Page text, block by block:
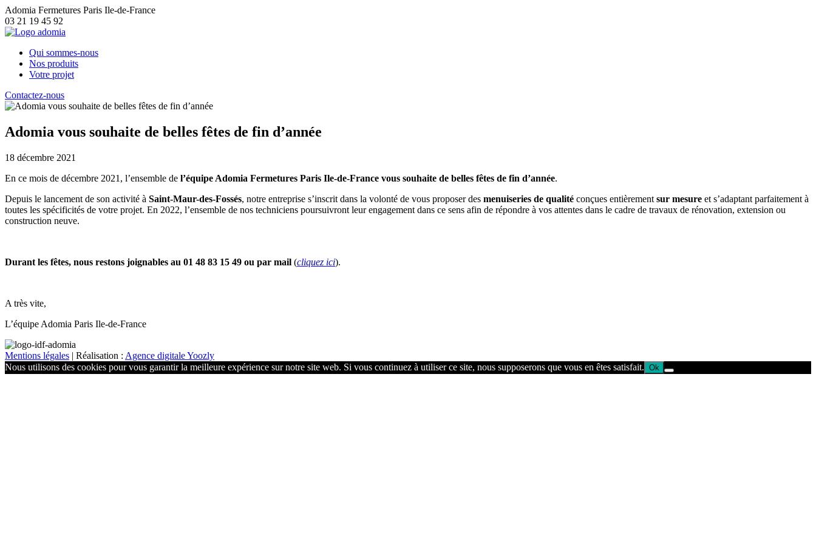
Adomia Fermetures Paris Ile-de-France
03 21 19 45 92
Qui sommes-nous
Nos produits
Votre projet
Contactez-nous
Adomia vous souhaite de belles fêtes de fin d’année
18 décembre 2021
En ce mois de décembre 2021, l’ensemble de l’équipe Adomia Fermetures Paris Ile-de-France vous souhaite de belles fêtes de fin d’année.
Depuis le lancement de son activité à Saint-Maur-des-Fossés, notre entreprise s’inscrit dans la volonté de vous proposer des menuiseries de qualité conçues entièrement sur mesure et s’adaptant parfaitement à
toutes les spécificités de votre projet. En 2022, l’ensemble de nos techniciens poursuivront leur engagement dans ce sens afin de répondre à vos attentes dans le cadre de travaux de rénovation, extension ou
construction neuve.
Durant les fêtes, nous restons joignables au 01 48 83 15 49 ou par mail (cliquez ici).
A très vite,
L’équipe Adomia Paris Ile-de-France
Mentions légales | Réalisation : Agence digitale Yoozly
Nous utilisons des cookies pour vous garantir la meilleure expérience sur notre site web. Si vous continuez à utiliser ce site, nous supposerons que vous en êtes satisfait. Ok